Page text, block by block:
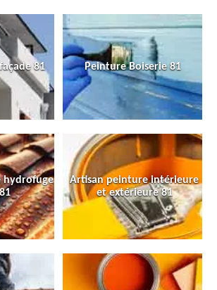
81 Peinture Boiserie 81
hydrofuge
Artisan peinture intérieure
et extérieure 81